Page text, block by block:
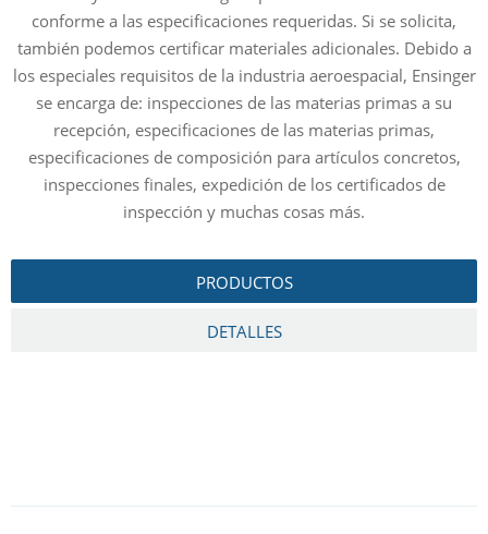
conforme a las especificaciones requeridas. Si se solicita,
también podemos certificar materiales adicionales. Debido a
los especiales requisitos de la industria aeroespacial, Ensinger
se encarga de: inspecciones de las materias primas a su
recepción, especificaciones de las materias primas,
especificaciones de composición para artículos concretos,
inspecciones finales, expedición de los certificados de
inspección y muchas cosas más.
PRODUCTOS
DETALLES